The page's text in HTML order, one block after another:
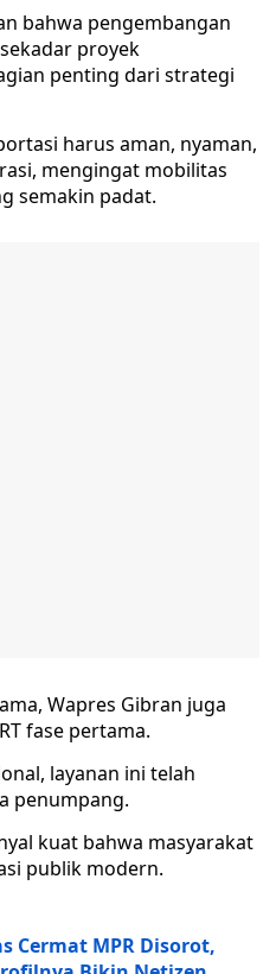
bahwa pengembangan
proyek
penting dari strategi
harus aman, nyaman,
mengingat mobilitas
semakin padat.
Wapres Gibran juga
fase pertama.
layanan ini telah
penumpang.
kuat bahwa masyarakat
publik modern.
Cermat MPR Disorot,